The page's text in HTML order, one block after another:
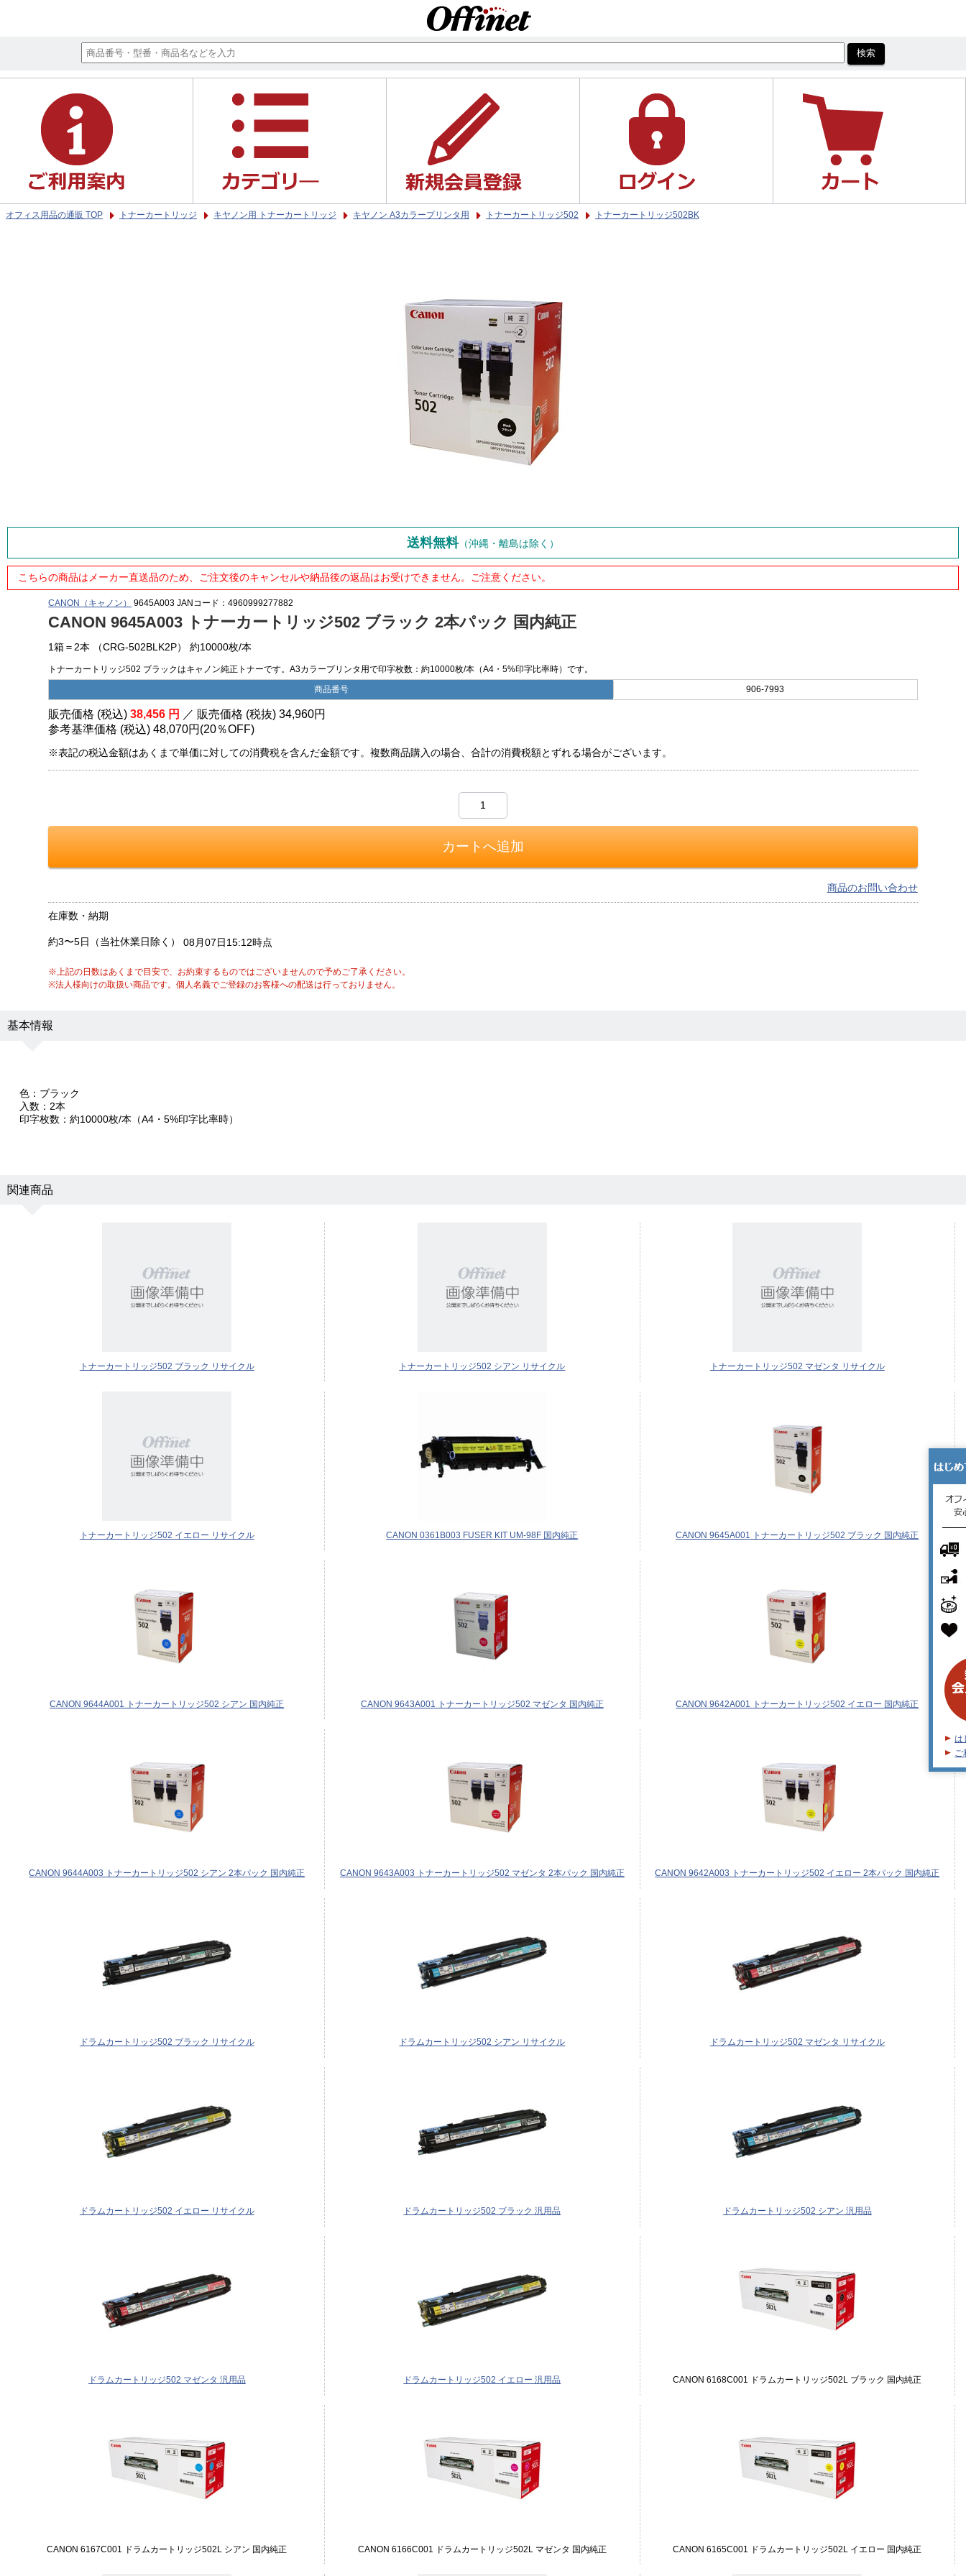
オフィス用品の通販 TOP トナーカートリッジ キヤノン用 トナーカートリッジ キヤノン A3カラープリンタ用 トナーカートリッジ502 トナーカートリッジ502BK
送料無料（沖縄・離島は除く）
こちらの商品はメーカー直送品のため、ご注文後のキャンセルや納品後の返品はお受けできません。ご注意ください。
CANON（キャノン） 9645A003 JANコード：4960999277882
CANON 9645A003 トナーカートリッジ502 ブラック 2本パック 国内純正
1箱＝2本 （CRG-502BLK2P） 約10000枚/本
トナーカートリッジ502 ブラックはキャノン純正トナーです。A3カラープリンタ用で印字枚数：約10000枚/本（A4・5%印字比率時）です。
商品番号 906-7993
販売価格 (税込)38,456 円 ／ 販売価格 (税抜)34,960円
参考基準価格 (税込)48,070円 (20％OFF)
※表記の税込金額はあくまで単価に対しての消費税を含んだ金額です。複数商品購入の場合、合計の消費税額とずれる場合がございます。
商品のお問い合わせ
在庫数・納期
約3〜5日（当社休業日除く） 08月07日15:12時点
※上記の日数はあくまで目安で、お約束するものではございませんので予めご了承ください。
※法人様向けの取扱い商品です。個人名義でご登録のお客様への配送は行っておりません。
基本情報
色：ブラック
入数：2本
印字枚数：約10000枚/本（A4・5%印字比率時）
関連商品
トナーカートリッジ502 ブラック リサイクル トナーカートリッジ502 シアン リサイクル トナーカートリッジ502 マゼンタ リサイクル
トナーカートリッジ502 イエロー リサイクル CANON 0361B003 FUSER KIT UM-98F 国内純正 CANON 9645A001 トナーカートリッジ502 ブラック 国内純正
CANON 9644A001 トナーカートリッジ502 シアン 国内純正 CANON 9643A001 トナーカートリッジ502 マゼンタ 国内純正 CANON 9642A001 トナーカートリッジ502 イエロー 国内純正
CANON 9644A003 トナーカートリッジ502 シアン 2本パック 国内純正 CANON 9643A003 トナーカートリッジ502 マゼンタ 2本パック 国内純正 CANON 9642A003 トナーカートリッジ502 イエロー 2本パック 国内純正
ドラムカートリッジ502 ブラック リサイクル ドラムカートリッジ502 シアン リサイクル ドラムカートリッジ502 マゼンタ リサイクル
ドラムカートリッジ502 イエロー リサイクル ドラムカートリッジ502 ブラック 汎用品 ドラムカートリッジ502 シアン 汎用品
ドラムカートリッジ502 マゼンタ 汎用品 ドラムカートリッジ502 イエロー 汎用品 CANON 6168C001 ドラムカートリッジ502L ブラック 国内純正
CANON 6167C001 ドラムカートリッジ502L シアン 国内純正 CANON 6166C001 ドラムカートリッジ502L マゼンタ 国内純正 CANON 6165C001 ドラムカートリッジ502L イエロー 国内純正
は
ご